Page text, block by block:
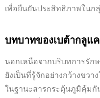
เพื่อยืนยันประสิทธิภาพในก
บทบาทของเบต้ากลูแ
นอกเหนือจากบริบทการรัก
ยังเป็นที่รู้จักอย่างกว้างขวา
ในฐานะสารกระตุ้นภูมิคุ้มกั